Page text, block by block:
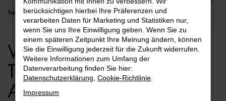
Top Angebote
VW T-Cross für Bremen
Tageszulassung Top
Angebote
berücksichtigen hierbei Ihre Präferenzen und
verarbeiten Daten für Marketing und Statistiken nur,
wenn Sie uns Ihre Einwilligung geben. Wenn Sie zu
einem späteren Zeitpunkt Ihre Meinung ändern, können
Sie die Einwilligung jederzeit für die Zukunft widerrufen.
Weitere Informationen zum Umfang der
Datenverarbeitung finden Sie hier:
Datenschutzerklärung Cookie-Richtlinie
Impressum